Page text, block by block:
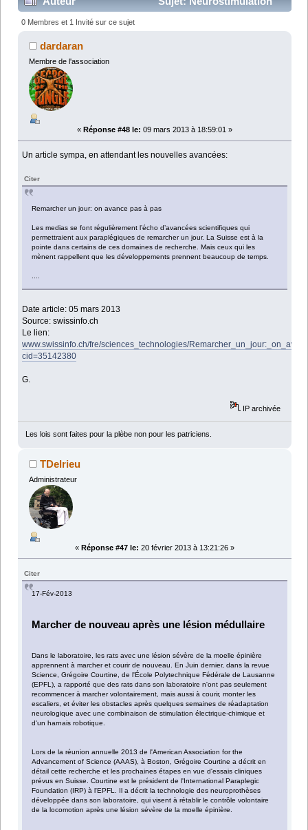
implantée - Pr. Grégoire Courtine (EPFL) - ONWARD
Medical (Lu 673712 fois)
0 Membres et 1 Invité sur ce sujet
dardaran
Membre de l'association
« Réponse #48 le: 09 mars 2013 à 18:59:01 »
Un article sympa, en attendant les nouvelles avancées:
Citer
Remarcher un jour: on avance pas à pas
Les medias se font régulièrement l’écho d’avancées scientifiques qui
permettraient aux paraplégiques de remarcher un jour. La Suisse est à la
pointe dans certains de ces domaines de recherche. Mais ceux qui les
mènent rappellent que les développements prennent beaucoup de temps.
....
Date article: 05 mars 2013
Source: swissinfo.ch
Le lien:
www.swissinfo.ch/fre/sciences_technologies/
cid=35142380
G.
IP archivée
Les lois sont faites pour la plèbe non pour les patriciens.
TDelrieu
Administrateur
« Réponse #47 le: 20 février 2013 à 13:21:26 »
Citer
17-Fév-2013
Marcher de nouveau après une lésion médullaire
Dans le laboratoire, les rats avec une lésion sévère de la moelle épinière
apprennent à marcher et courir de nouveau. En Juin dernier, dans la revue
Science, Grégoire Courtine, de l'École Polytechnique Fédérale de Lausanne
(EPFL), a rapporté que des rats dans son laboratoire n'ont pas seulement
recommencer à marcher volontairement, mais aussi à courir, monter les
escaliers, et éviter les obstacles après quelques semaines de réadaptation
neurologique avec une combinaison de stimulation électrique-chimique et
d'un harnais robotique.
Lors de la réunion annuelle 2013 de l'American Association for the
Advancement of Science (AAAS), à Boston, Grégoire Courtine a décrit en
détail cette recherche et les prochaines étapes en vue d'essais cliniques
prévus en Suisse. Courtine est le président de l'International Paraplegic
Foundation (IRP) à l'EPFL. Il a décrit la technologie des neuroprothèses
développée dans son laboratoire, qui visent à rétablir le contrôle volontaire
de la locomotion après une lésion sévère de la moelle épinière.